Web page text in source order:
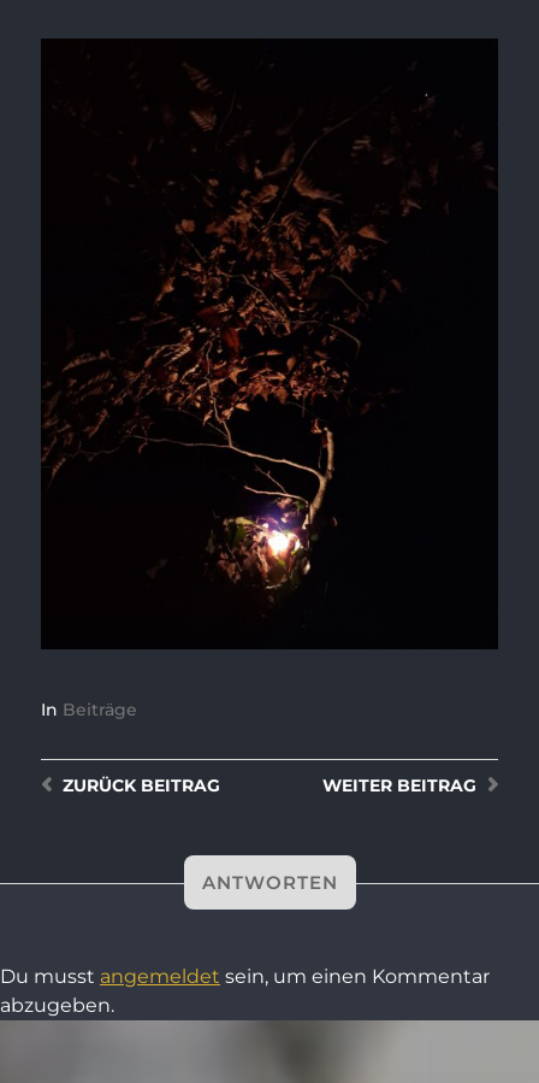
In Beiträge
WEITER BEITRAG
ZURÜCKBEITRAG
ANTWORTEN
Du musst angemeldet sein, um einen Kommentar
abzugeben.